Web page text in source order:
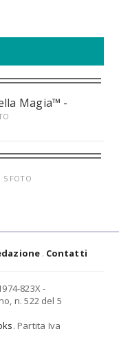
Magia™ -
5 FOTO
Contatti
823X -
n. 522 del 5
. Partita Iva